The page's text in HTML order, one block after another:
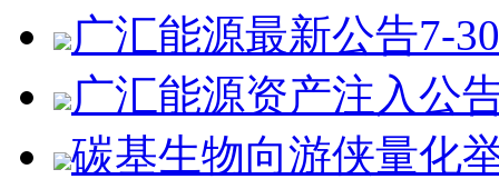
广汇能源最新公告7-30
广汇能源资产注入公
碳基生物向游侠量化